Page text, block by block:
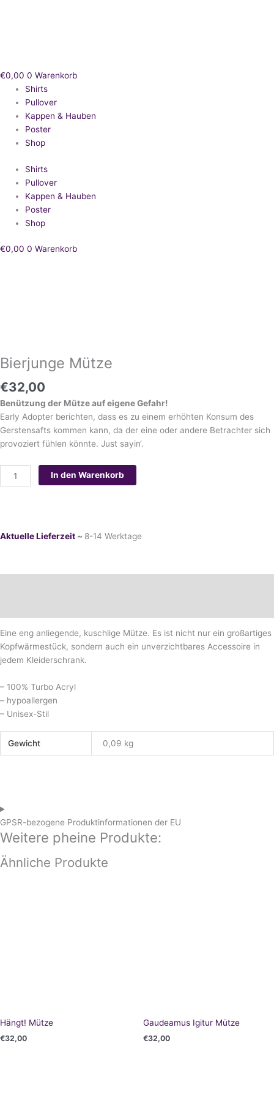
€0,00 0 Warenkorb
Shirts
Pullover
Kappen & Hauben
Poster
Shop
Shirts
Pullover
Kappen & Hauben
Poster
Shop
€0,00 0 Warenkorb
Bierjunge Mütze
€32,00
Benützung der Mütze auf eigene Gefahr!
Early Adopter berichten, dass es zu einem erhöhten Konsum des
Gerstensafts kommen kann, da der eine oder andere Betrachter sich
provoziert fühlen könnte. Just sayin‘.
In den Warenkorb
Aktuelle Lieferzeit ~ 8-14 Werktage
Eine eng anliegende, kuschlige Mütze. Es ist nicht nur ein großartiges
Kopfwärmestück, sondern auch ein unverzichtbares Accessoire in
jedem Kleiderschrank.
– 100% Turbo Acryl
– hypoallergen
– Unisex-Stil
Gewicht 0,09 kg
GPSR-bezogene Produktinformationen der EU
Weitere pheine Produkte:
Ähnliche Produkte
Hängt! Mütze
€32,00
Gaudeamus Igitur Mütze
€32,00